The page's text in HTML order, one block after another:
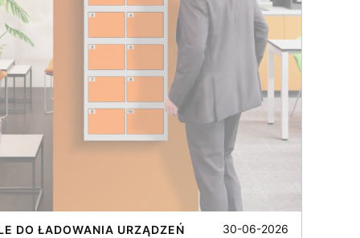
DO ŁADOWANIA URZĄDZEŃ 30-06-2026